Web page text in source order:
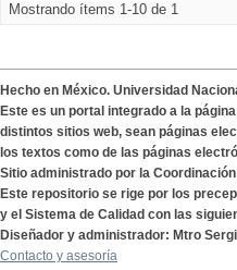
Mostrando ítems 1-10 de 1
Hecho en México. Universidad
Este es un portal integrado a la
distintos sitios web, sean páginas
los textos como de las páginas
Sitio administrado por la
Este repositorio se rige por los
y el Sistema de Calidad con las
Diseñador y administrador: Mtro
Contacto y asesoría